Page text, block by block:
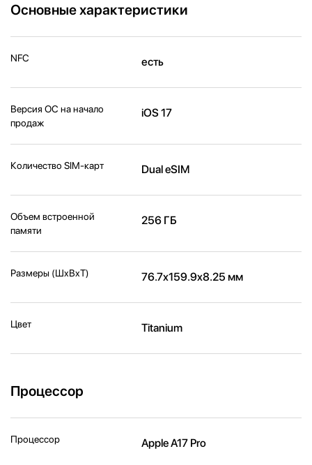
Основные характеристики
NFC есть
Версия ОС на начало
продаж
iOS 17
Количество SIM-карт Dual eSIM
Объем встроенной
памяти
256 ГБ
Размеры (ШxВxТ) 76.7x159.9x8.25 мм
Цвет Titanium
Процессор
Процессор Apple A17 Pro